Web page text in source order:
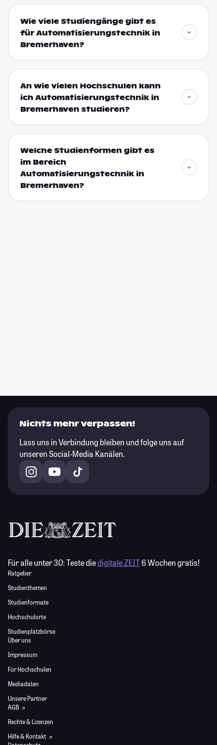
Wie viele Studiengänge gibt es
für Automatisierungstechnik in
Bremerhaven?
An wie vielen Hochschulen kann
ich Automatisierungstechnik in
Bremerhaven studieren?
Welche Studienformen gibt es
im Bereich
Automatisierungstechnik in
Bremerhaven?
Nichts mehr verpassen!
Lass uns in Verbindung bleiben und folge uns auf
unseren Social-Media Kanälen.
Für alle unter 30:Teste diedigitale ZEIT6 Wochen gratis!
Ratgeber
Studienthemen
Studienformate
Hochschulorte
Studienplatzbörse
Über uns
Impressum
Für Hochschulen
Mediadaten
Unsere Partner
AGB
Rechte & Lizenzen
Hilfe & Kontakt